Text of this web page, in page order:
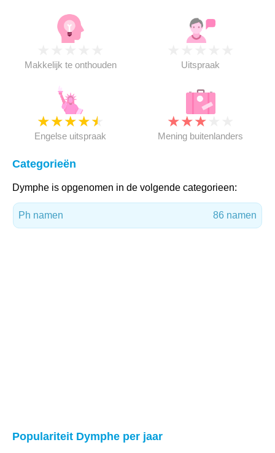
Makkelijk te onthouden Uitspraak
★★★★★
Engelse uitspraak
★★★
Mening buitenlanders
Categorieën
Dymphe is opgenomen in de volgende categorieen:
Ph namen 86 namen
Populariteit Dymphe per jaar